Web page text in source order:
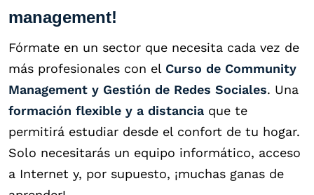
management!
Fórmate en un sector que necesita cada vez de
más profesionales con el Curso de Community
Management y Gestión de Redes Sociales. Una
formación flexible y a distancia que te
permitirá estudiar desde el confort de tu hogar.
Solo necesitarás un equipo informático, acceso
a Internet y, por supuesto, ¡muchas ganas de